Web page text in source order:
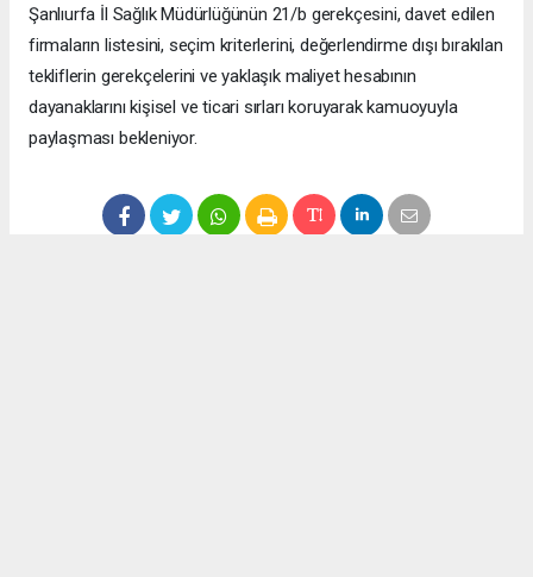
Şanlıurfa İl Sağlık Müdürlüğünün 21/b gerekçesini, davet edilen
firmaların listesini, seçim kriterlerini, değerlendirme dışı bırakılan
tekliflerin gerekçelerini ve yaklaşık maliyet hesabının
dayanaklarını kişisel ve ticari sırları koruyarak kamuoyuyla
paylaşması bekleniyor.